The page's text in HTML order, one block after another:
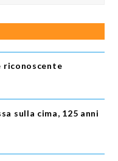
riconoscente
sulla cima, 125 anni